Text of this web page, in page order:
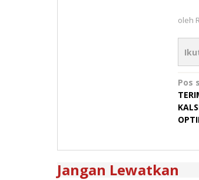
oleh
Pos
Jangan Lewatkan